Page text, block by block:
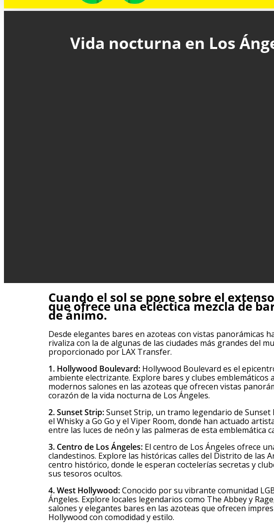
Vida nocturna en Los
Cuando el sol se pone sobre el
que ofrece una ecléctica mezcla de
de ánimo.
Desde elegantes bares en azoteas con vistas panorámicas
rivaliza con la de algunas de las ciudades más grandes del
proporcionado por LAX Transfer.
1. Hollywood Boulevard: Hollywood Boulevard es el
ambiente electrizante. Explore bares y clubes
modernos salones en las azoteas que ofrecen vistas
corazón de la vida nocturna de Los Ángeles.
2. Sunset Strip:Sunset Strip, un tramo legendario de
el Whisky a Go Go y el Viper Room, donde han actuado
entre las luces de neón y las palmeras de esta emblemática
3. Centro de Los Ángeles: El centro de Los Ángeles ofrece
clandestinos. Explore las históricas calles del Distrito de las
centro histórico, donde le esperan coctelerías secretas y
sus tesoros ocultos.
4. West Hollywood:Conocido por su vibrante comunidad
Ángeles. Explore locales legendarios como The Abbey y
salones y elegantes bares en las azoteas que ofrecen
Hollywood con comodidad y estilo.